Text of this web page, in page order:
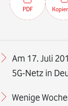
PDF
Am 17. Juli
5G-Netz in
Wenige